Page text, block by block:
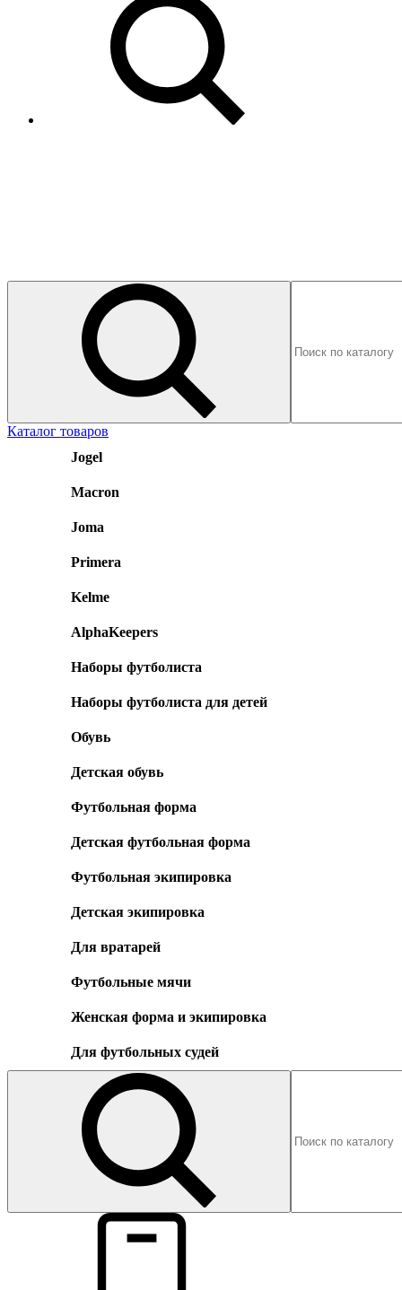
Каталог товаров
Jogel
Macron
Joma
Primera
Kelme
AlphaKeepers
Наборы футболиста
Наборы футболиста для детей
Обувь
Детская обувь
Футбольная форма
Детская футбольная форма
Футбольная экипировка
Детская экипировка
Для вратарей
Футбольные мячи
Женская форма и экипировка
Для футбольных судей